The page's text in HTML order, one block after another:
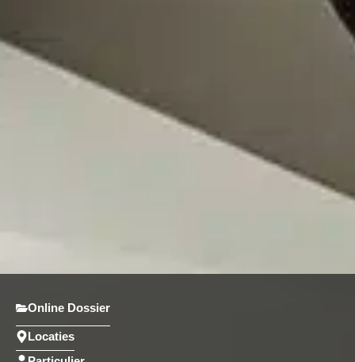
Online Dossier
Locaties